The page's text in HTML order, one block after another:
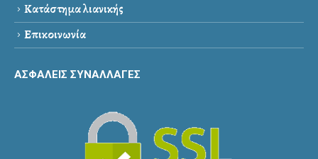
Κατάστημα λιανικής
Επικοινωνία
ΑΣΦΑΛΕΙΣ ΣΥΝΑΛΛΑΓΕΣ